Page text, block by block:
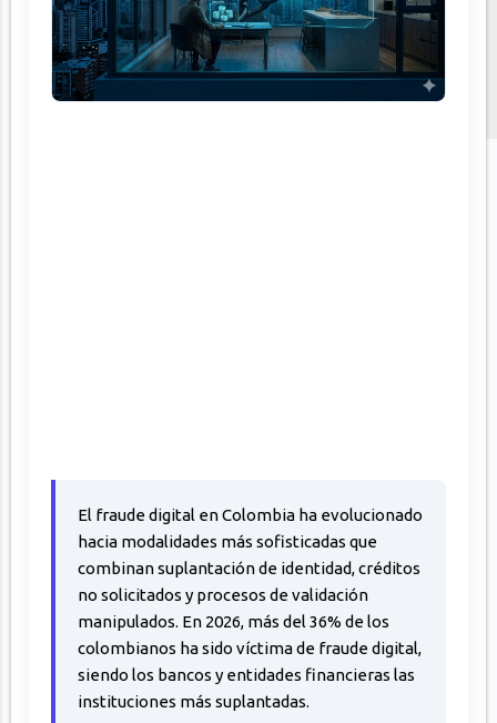
El fraude digital en Colombia ha evolucionado
hacia modalidades más sofisticadas que
combinan suplantación de identidad, créditos
no solicitados y procesos de validación
manipulados. En 2026, más del 36% de los
colombianos ha sido víctima de fraude digital,
siendo los bancos y entidades financieras las
instituciones más suplantadas.